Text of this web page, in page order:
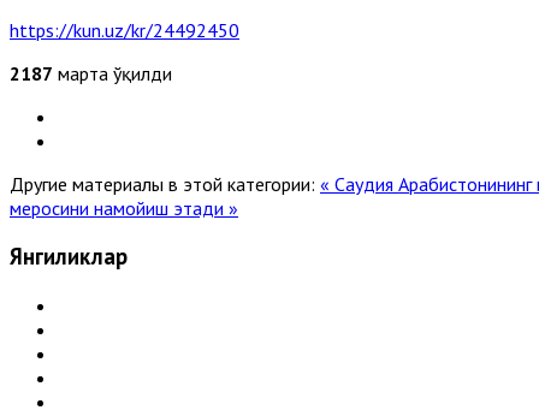
https://kun.uz/kr/24492450
2187 марта ўқилди
Другие материалы в этой категории: « Саудия
меросини намойиш этади »
Янгиликлар